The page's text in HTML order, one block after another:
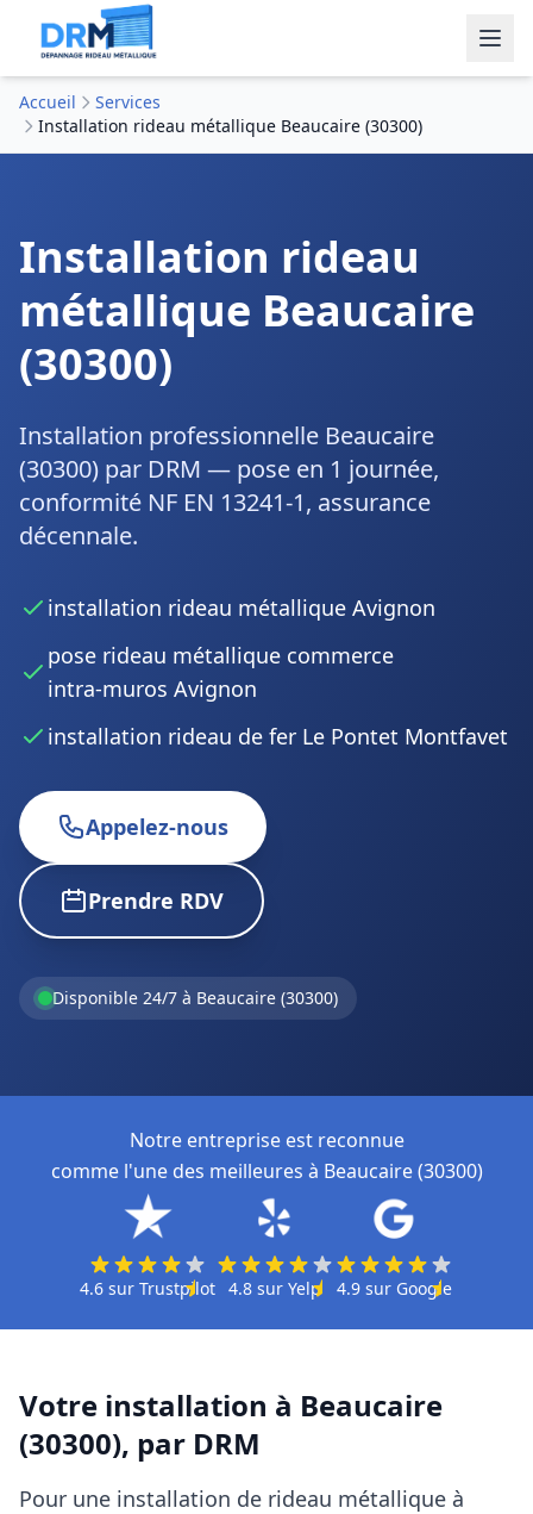
Accueil
Services
Installation rideau métallique Beaucaire (30300)
Installation rideau
métallique Beaucaire
(30300)
Installation professionnelle Beaucaire
(30300) par DRM — pose en 1 journée,
conformité NF EN 13241-1, assurance
décennale.
installation rideau métallique Avignon
pose rideau métallique commerce
intra‑muros Avignon
installation rideau de fer Le Pontet Montfavet
Appelez-nous
Prendre RDV
Disponible 24/7 à Beaucaire (30300)
Notre entreprise est reconnue
comme l'une des meilleures à Beaucaire (30300)
4.6 sur Trustpilot 4.8 sur Yelp 4.9sur Google
Votre installation à Beaucaire
(30300), par DRM
Pour une installation de rideau métallique à